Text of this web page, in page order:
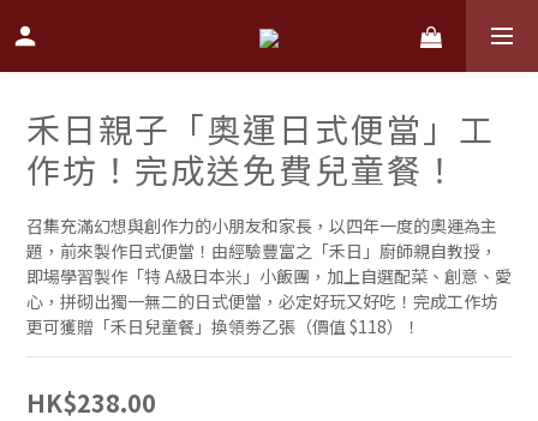
禾日親子「奧運日式便當」工
作坊！完成送免費兒童餐！
召集充滿幻想與創作力的小朋友和家長，以四年一度的奧運為主
題，前來製作日式便當！由經驗豐富之「禾日」廚師親自教授，
即場學習製作「特 A級日本米」小飯團，加上自選配菜、創意、愛
心，拼砌出獨一無二的日式便當，必定好玩又好吃！完成工作坊
更可獲贈「禾日兒童餐」換領劵乙張（價值 $118）！
HK$238.00